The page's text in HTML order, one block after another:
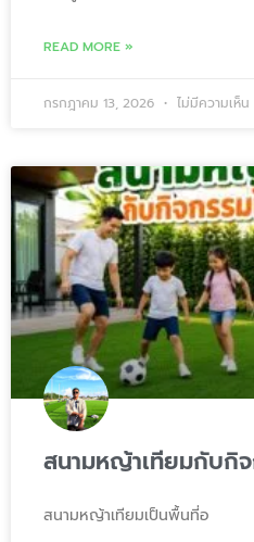
READ MORE »
กรกฎาคม 13, 2026 ไม่มีความเห็น
สนามหญ้าเทียมกับกิ
สนามหญ้าเทียมเป็นพื้นที่อ